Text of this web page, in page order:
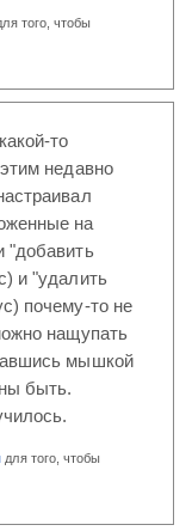
того, чтобы
то
недавно
на
"добавить
и "удалить
почему-то не
нащупать
мышкой
быть.
для того, чтобы